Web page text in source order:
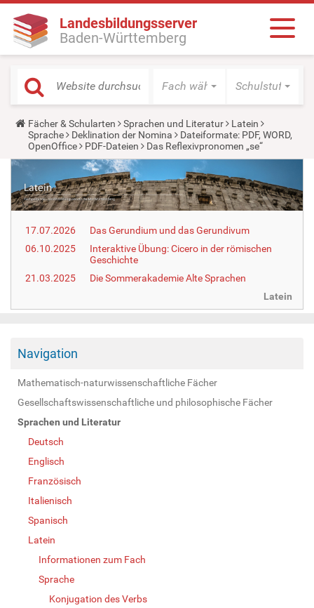
Landesbildungsserver
Baden-Württemberg
Fach wählen Schulstufe
Y
o
u
a
h
e
r
:
Fächer & Schularten Sprachen und Literatur
Latein
Sprache
Deklination der Nomina
Dateiformate: PDF, WORD,
OpenOffice
PDF-Dateien Das Reflexivpronomen „se“
17.07.2026
Das Gerundium und das Gerundivum
06.10.2025
Interaktive Übung: Cicero in der römischen
Geschichte
21.03.2025
Die Sommerakademie Alte Sprachen
Latein
Navigation
Mathematisch-naturwissenschaftliche Fächer
Gesellschaftswissenschaftliche und philosophische Fächer
Sprachen und Literatur
Deutsch
Englisch
Französisch
Italienisch
Spanisch
Latein
Informationen zum Fach
Sprache
Konjugation des Verbs